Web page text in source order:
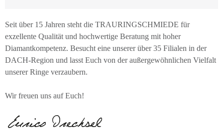
Seit über 15 Jahren steht die TRAURINGSCHMIEDE für
exzellente Qualität und hochwertige Beratung mit hoher
Diamantkompetenz. Besucht eine unserer über 35 Filialen in der
DACH-Region und lasst Euch von der außergewöhnlichen Vielfalt
unserer Ringe verzaubern.
Wir freuen uns auf Euch!